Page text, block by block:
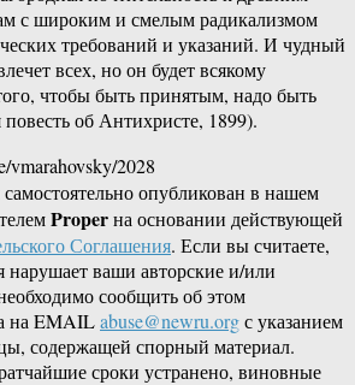
с широким и смелым радикализмом
требований и указаний. И чудный
всех, но он будет всякому
чтобы быть принятым, надо быть
об Антихристе, 1899).
vmarahovsky/2028
опубликован в нашем
Properна основании действующей
Соглашения. Если вы считаете,
нарушает ваши авторские и/или
сообщить об этом
на EMAILabuse@newru.orgс указанием
содержащей спорный материал.
сроки устранено, виновные